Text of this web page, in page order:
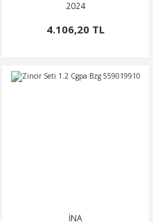
2024
4.106,20 TL
İNA